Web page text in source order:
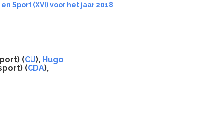
Sport (XVI) voor het jaar 2018
(CU), Hugo
(CDA),